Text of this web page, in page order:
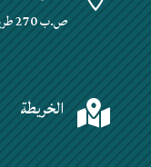
ص.ب 270 طريق الصومعة البليدة
 الخريطة